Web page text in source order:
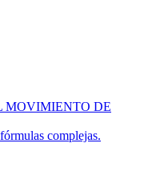
MOVIMIENTO DE
complejas.